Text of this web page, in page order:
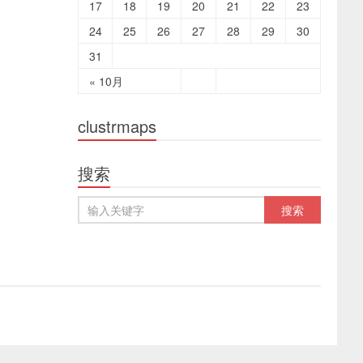
« 10月
17 18 19 20 21 22
23
24
25 26 27 28 29
30
31
clustrmaps
搜索